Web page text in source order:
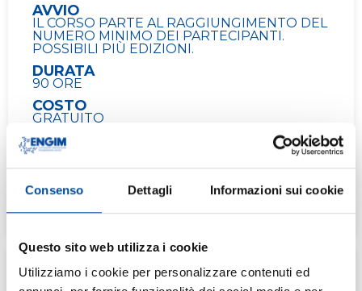
Consenso Dettagli Informazioni sui cookie
Questo sito web utilizza i cookie
Utilizziamo i cookie per personalizzare contenuti ed
AVVIO
IL CORSO PARTE AL RAGGIUNGIMENTO DEL
NUMERO MINIMO DEI PARTECIPANTI.
POSSIBILI PIÙ EDIZIONI.
DURATA
90 ORE
COSTO
GRATUITO
In avvio
2026/2027
ISCRIVITI AL CORSO
ASSISTENTE FAMILIARE